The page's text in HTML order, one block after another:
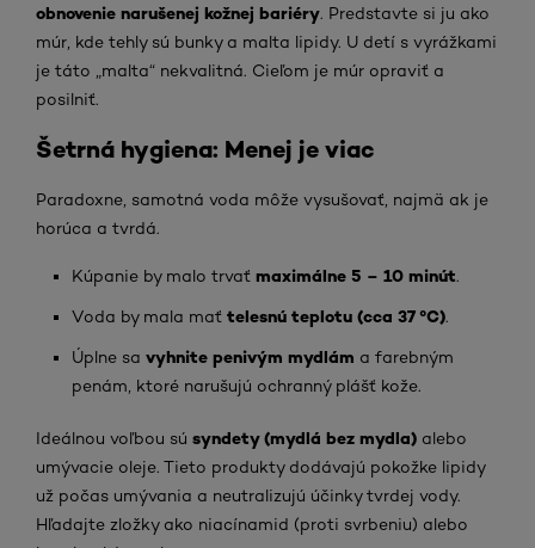
obnovenie narušenej kožnej bariéry. Predstavte si ju ako
múr, kde tehly sú bunky a malta lipidy. U detí s vyrážkami
je táto „malta“ nekvalitná. Cieľom je múr opraviť a
posilniť.
Šetrná hygiena: Menej je viac
Paradoxne, samotná voda môže vysušovať, najmä ak je
horúca a tvrdá.
Kúpanie by malo trvať maximálne 5 – 10 minút.
Voda by mala mať telesnú teplotu (cca 37 °C).
Úplne sa vyhnite penivým mydlám a farebným
penám, ktoré narušujú ochranný plášť kože.
Ideálnou voľbou sú syndety (mydlá bez mydla) alebo
umývacie oleje. Tieto produkty dodávajú pokožke lipidy
už počas umývania a neutralizujú účinky tvrdej vody.
Hľadajte zložky ako niacínamid (proti svrbeniu) alebo